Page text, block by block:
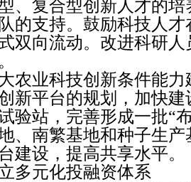
、复合型创新人才的
的支持。鼓励科技人
双向流动。改进科研
大农业科技创新条件能力
新平台的规划，加快
验站，完善形成一批“
、南繁基地和种子生
建设，提高共享水平。
多元化投融资体系